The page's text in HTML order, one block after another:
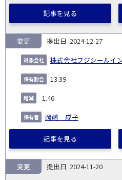
記事を見る
2024-12-27
株式会社フジシールイ
変更
13.39
-1.46
岡﨑 成子
記事を見る
2024-11-20
変更